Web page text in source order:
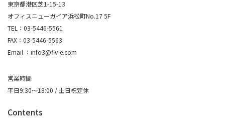
東京都港区芝1-15-13
オフィスニューガイア浜松町No.17 5F
TEL：03-5446-5561
FAX：03-5446-5563
Email ：info3@fiv-e.com
営業時間
平日9:30～18:00 / 土日祝定休
Contents